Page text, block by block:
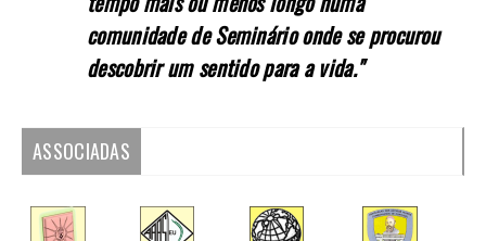
comunidade de Seminário onde se procurou
descobrir um sentido para a vida."
ASSOCIADAS